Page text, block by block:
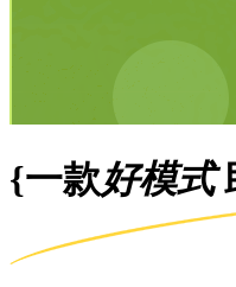
{一款好模式